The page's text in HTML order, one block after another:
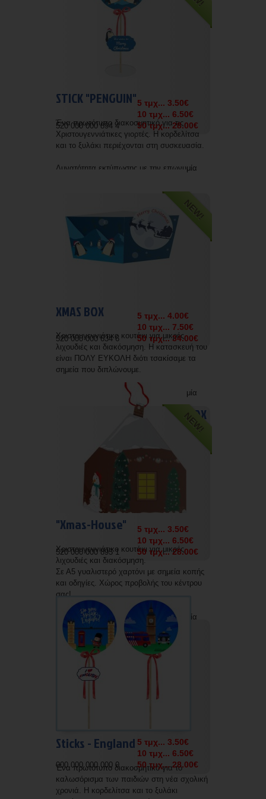
STICK "PENGUIN"
Ένα πρωτότυπο διακοσμητικό για τις
Χριστουγεννιάτικες γιορτές. Η κορδελίτσα
και το ξυλάκι περιέχονται στη συσκευασία.
Δυνατότητα εκτύπωσης με την επωνυμία
5 τμχ... 3.50€
10 τμχ... 6.50€
50 τμχ... 28.00€
520 000 000 894 4
XMAS BOX
Χριστουγεννιάτικο κουτάκι για μικρές
λιχουδιές και διακόσμηση. Η κατασκευή του
είναι ΠΟΛΥ ΕΥΚΟΛΗ διότι τσακίσαμε τα
σημεία που διπλώνουμε.
Δυνατότητα εκτύπωσης με την επωνυμία
5 τμχ... 4.00€
10 τμχ... 7.50€
50 τμχ... 34.00€
520 000 000 634 6
NEW!
BOX
"Xmas-House"
Χριστουγεννιάτικο κουτάκι για μικρές
λιχουδιές και διακόσμηση.
Σε Α5 γυαλιστερό χαρτόνι με σημεία κοπής
και οδηγίες. Χώρος προβολής του κέντρου
σας!
Δυνατότητα εκτύπωσης με την επωνυμία
5 τμχ... 3.50€
10 τμχ... 6.50€
50 τμχ... 28.00€
520 000 000 895 1
NEW!
Sticks - England
Ένα πρωτότυπο διακοσμητικό για το
καλωσόρισμα των παιδιών στη νέα σχολική
χρονιά. Η κορδελίτσα και το ξυλάκι
5 τμχ... 3.50€
10 τμχ... 6.50€
50 τμχ... 28.00€
000 000 000 000 0